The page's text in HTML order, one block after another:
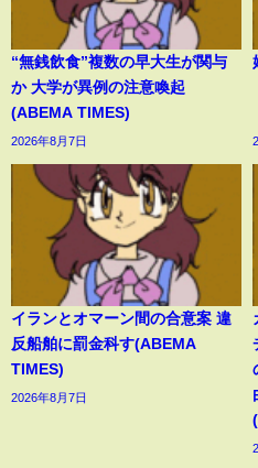
“無銭飲食”複数の早大生が関与
か 大学が異例の注意喚起
(ABEMA TIMES)
2026年8月7日
イランとオマーン間の合意案 違
反船舶に罰金科す(ABEMA
TIMES)
2026年8月7日